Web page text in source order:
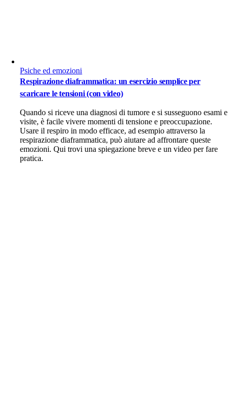
Psiche ed emozioni
Respirazione diaframmatica: un esercizio semplice per
scaricare le tensioni (con video)
Quando si riceve una diagnosi di tumore e si susseguono esami e
visite, è facile vivere momenti di tensione e preoccupazione.
Usare il respiro in modo efficace, ad esempio attraverso la
respirazione diaframmatica, può aiutare ad affrontare queste
emozioni. Qui trovi una spiegazione breve e un video per fare
pratica.